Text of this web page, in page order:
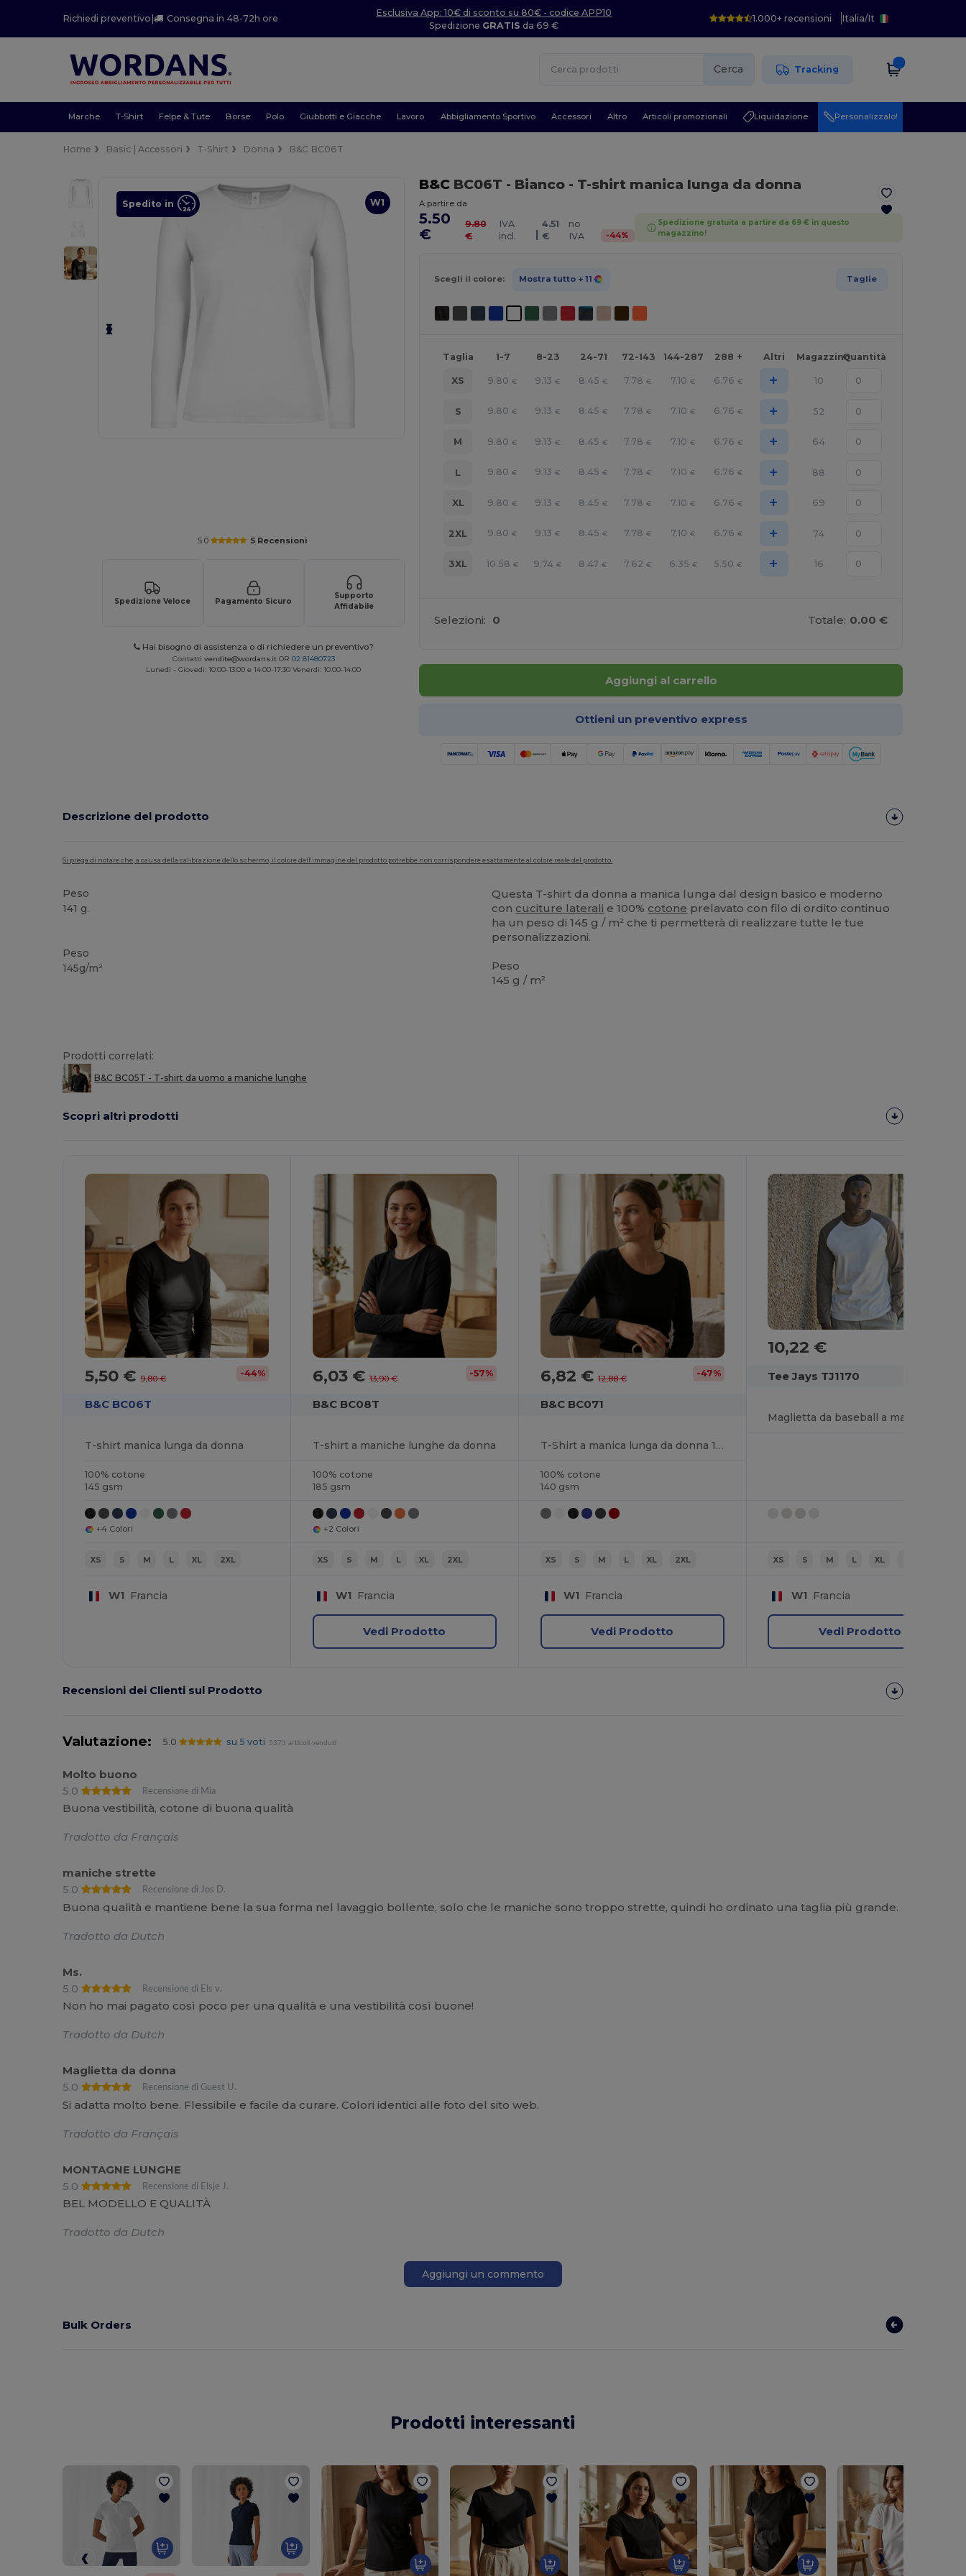
Richiedi preventivo | Consegna in 48-72h ore
Esclusiva App: 10€ di sconto su 80€ - codice APP10
Spedizione GRATIS da 69 €
1.000+ recensioni Italia/It
Cerca Tracking
Marche T-Shirt Felpe & Tute Borse Polo Giubbotti e Giacche Lavoro Abbigliamento Sportivo Accessori Altro Articoli promozionali Liquidazione Personalizzalo!
Home Basic | Accessori T-Shirt Donna B&C BC06T
W1
Spedito in
5.0 5 Recensioni
Spedizione Veloce Pagamento Sicuro
Supporto
Affidabile
Hai bisogno di assistenza o di richiedere un preventivo?
Contatti vendite@wordans.it OR 02 81480723
Lunedì - Giovedì: 10:00-13:00 e 14:00-17:30 Venerdì: 10:00-14:00
B&CBC06T - Bianco- T-shirt manica lunga da donna
A partire da
5.50
€
9.80
€
IVA
incl.
|
4.51
€
no
IVA
-44%
Spedizione gratuita a partire da 69 € in questo
magazzino!
Scegli il colore: Mostra tutto + 11 Taglie
Taglia 1-7 8-23 24-71 72-143 144-287 288 + Altri MagazzinoQuantità
XS 9.80 € 9.13 € 8.45 € 7.78 € 7.10 € 6.76 € + 10
S 9.80 € 9.13 € 8.45 € 7.78 € 7.10 € 6.76 € + 52
M 9.80 € 9.13 € 8.45 € 7.78 € 7.10 € 6.76 € + 64
L 9.80 € 9.13 € 8.45 € 7.78 € 7.10 € 6.76 € + 88
XL 9.80 € 9.13 € 8.45 € 7.78 € 7.10 € 6.76 € + 69
2XL 9.80 € 9.13 € 8.45 € 7.78 € 7.10 € 6.76 € + 74
3XL 10.58 € 9.74 € 8.47 € 7.62 € 6.35 € 5.50 € + 16
Selezioni: 0 Totale: 0.00 €
Aggiungi al carrello
Ottieni un preventivo express
Descrizione del prodotto
Si prega di notare che, a causa della calibrazione dello schermo, il colore dell'immagine del prodotto potrebbe non corrispondere esattamente al colore reale del prodotto.
Peso
141 g.
Peso
145g/m²
Questa T-shirt da donna a manica lunga dal design basico e moderno
con cuciture laterali e 100% cotone prelavato con filo di ordito continuo
ha un peso di 145 g / m² che ti permetterà di realizzare tutte le tue
personalizzazioni.
Peso
145 g / m²
Prodotti correlati:
B&C BC05T - T-shirt da uomo a maniche lunghe
Scopri altri prodotti
5,50 €9,80 € -44%
B&C BC06T
T-shirt manica lunga da donna
100% cotone
145 gsm
+4 Colori
XS S M L XL 2XL
W1 Francia
6,03 € 13,90 € -57%
B&C BC08T
T-shirt a maniche lunghe da donna
100% cotone
185 gsm
+2 Colori
XS S M L XL 2XL
W1 Francia
Vedi Prodotto
6,82 €12,88 € -47%
B&C BC071
T-Shirt a manica lunga da donna 100% cotone biologico
100% cotone
140 gsm
XS S M L XL 2XL
W1 Francia
Vedi Prodotto
10,22 €
Tee Jays TJ1170
XS S M L XL
W1 Francia
Vedi Prodotto
Recensioni dei Clienti sul Prodotto
Valutazione: 5.0 su 5 voti 5373 articoli venduti
Molto buono
5.0
Recensione di Mia
Buona vestibilità, cotone di buona qualità
Tradotto da Français
maniche strette
5.0
Recensione di Jos D.
Buona qualità e mantiene bene la sua forma nel lavaggio bollente, solo che le maniche sono troppo strette, quindi ho ordinato una taglia più grande.
Tradotto da Dutch
Ms.
5.0
Recensione di Els v.
Non ho mai pagato così poco per una qualità e una vestibilità così buone!
Tradotto da Dutch
Maglietta da donna
5.0
Recensione di Guest U.
Si adatta molto bene. Flessibile e facile da curare. Colori identici alle foto del sito web.
Tradotto da Français
MONTAGNE LUNGHE
5.0
Recensione di Elsje J.
BEL MODELLO E QUALITÀ
Tradotto da Dutch
Aggiungi un commento
Bulk Orders
Prodotti interessanti